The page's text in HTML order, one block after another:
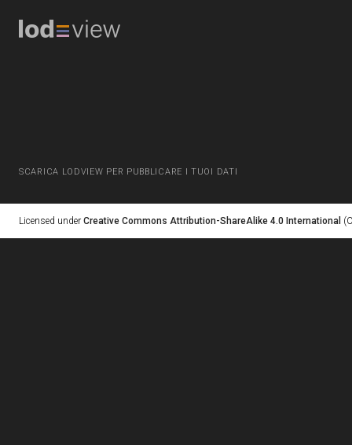
SCARICA LODVIEW PER PUBBLICARE I TUOI DATI
Licensed under Creative Commons Attribution-ShareAlike 4.0 International